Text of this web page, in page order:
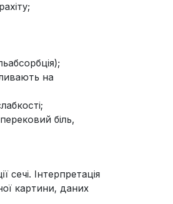
на
біль,
сечі. Інтерпретація
картини, даних